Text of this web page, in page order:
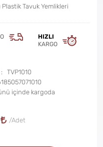
Tavuk Yemlikleri
HIZLI
KARGO
TVP1010
içinde kargoda